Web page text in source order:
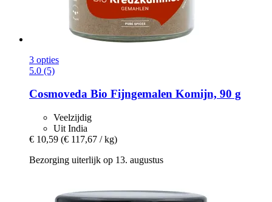
3 opties
5.0 (5)
Cosmoveda Bio Fijngemalen Komijn, 90 g
Veelzijdig
Uit India
€ 10,59 (€ 117,67 / kg)
Bezorging uiterlijk op 13. augustus